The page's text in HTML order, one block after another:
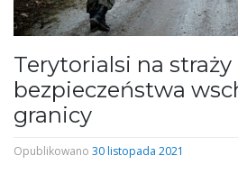
Terytorialsi na straży
bezpieczeństwa
granicy
Opublikowano 30 listopada 2021